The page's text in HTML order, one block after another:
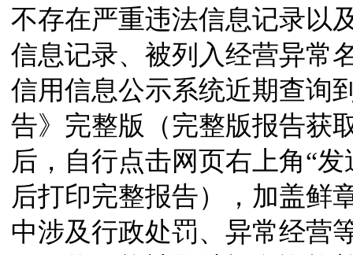
不存在严重违法信息记录以
信息记录、被列入经营异常
信用信息公示系统近期查询
告》完整版（完整版报告获
后，自行点击网页右上角“
后打印完整报告），加盖鲜
中涉及行政处罚、异常经营